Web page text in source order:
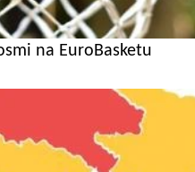
na EuroBasketu